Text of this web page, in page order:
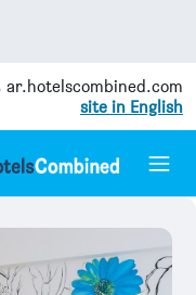
ar.hotelscombined.com
site in English